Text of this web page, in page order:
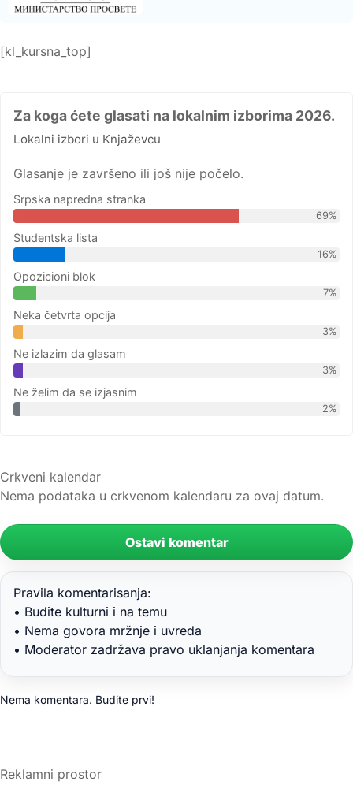
[kl_kursna_top]
Za koga ćete glasati na lokalnim izborima 2026.
Lokalni izbori u Knjaževcu
Glasanje je završeno ili još nije počelo.
Srpska napredna stranka
69%
Studentska lista
16%
Opozicioni blok
7%
Neka četvrta opcija
3%
Ne izlazim da glasam
3%
Ne želim da se izjasnim
2%
Crkveni kalendar
Nema podataka u crkvenom kalendaru za ovaj datum.
Ostavi komentar
Pravila komentarisanja:
• Budite kulturni i na temu
• Nema govora mržnje i uvreda
• Moderator zadržava pravo uklanjanja komentara
Nema komentara. Budite prvi!
Reklamni prostor